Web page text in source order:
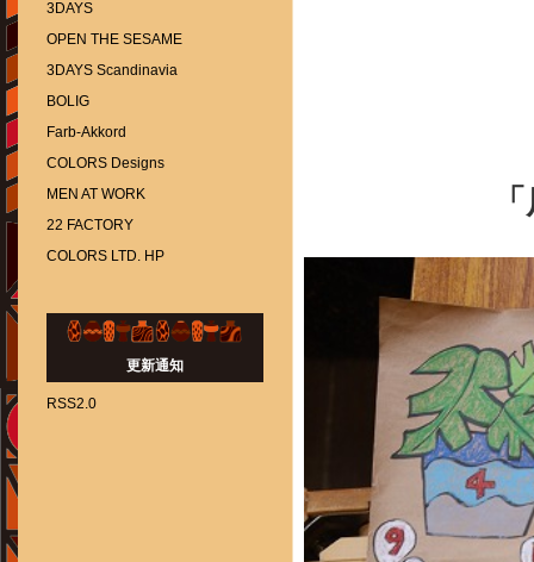
3DAYS
OPEN THE SESAME
3DAYS Scandinavia
BOLIG
Farb-Akkord
COLORS Designs
MEN AT WORK
22 FACTORY
COLORS LTD. HP
更新通知
RSS2.0